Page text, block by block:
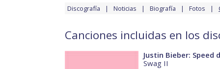
Discografía Noticias Biografía Fotos
Canciones incluidas en los
Justin Bieber: Speed
Swag II